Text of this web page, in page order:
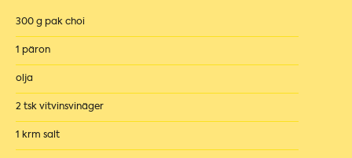
300 g pak choi
1 päron
olja
2 tsk vitvinsvinäger
1 krm salt